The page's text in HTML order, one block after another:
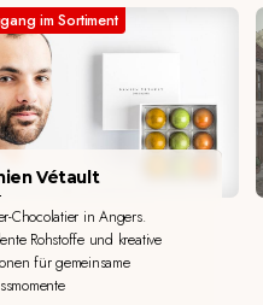
im Sortiment
Vétault
Chocolatier in Angers.
Rohstoffe und kreative
für gemeinsame